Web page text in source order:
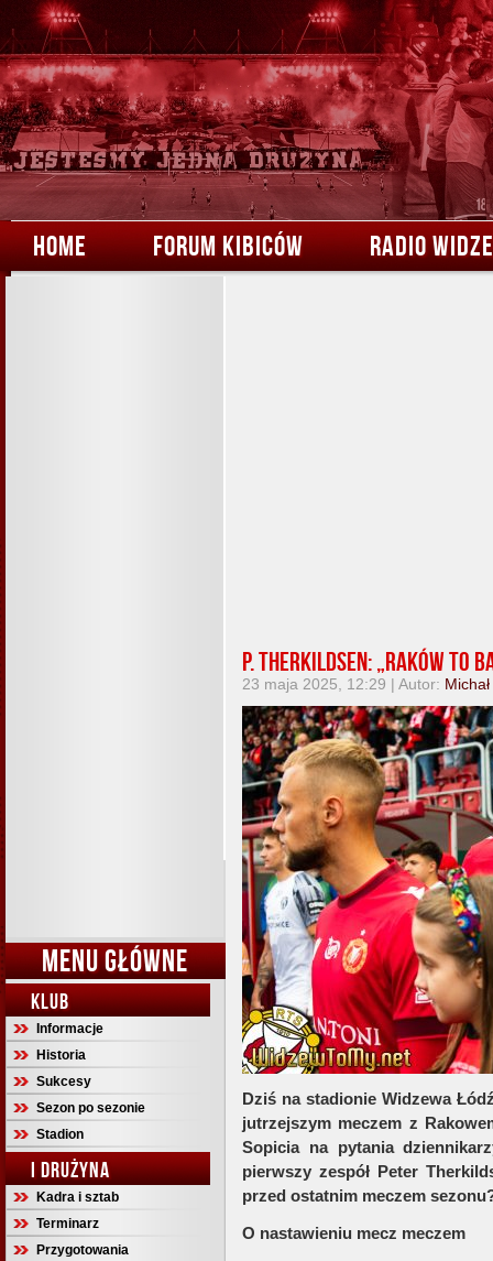
HOME FORUM KIBICÓW RADIO
MENU GŁÓWNE
KLUB
Informacje
Historia
Sukcesy
Sezon po sezonie
Stadion
I DRUŻYNA
Kadra i sztab
Terminarz
Przygotowania
P. Therkildsen: „Raków to
23 maja 2025, 12:29 | Autor: Michał
Dziś na stadionie Widzewa
jutrzejszym meczem z
Sopicia na pytania
pierwszy zespół Peter
przed ostatnim meczem
O nastawieniu mecz meczem